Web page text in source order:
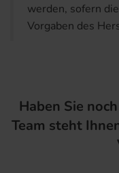
werden, sofern
Vorgaben des
Haben Sie
Team steht